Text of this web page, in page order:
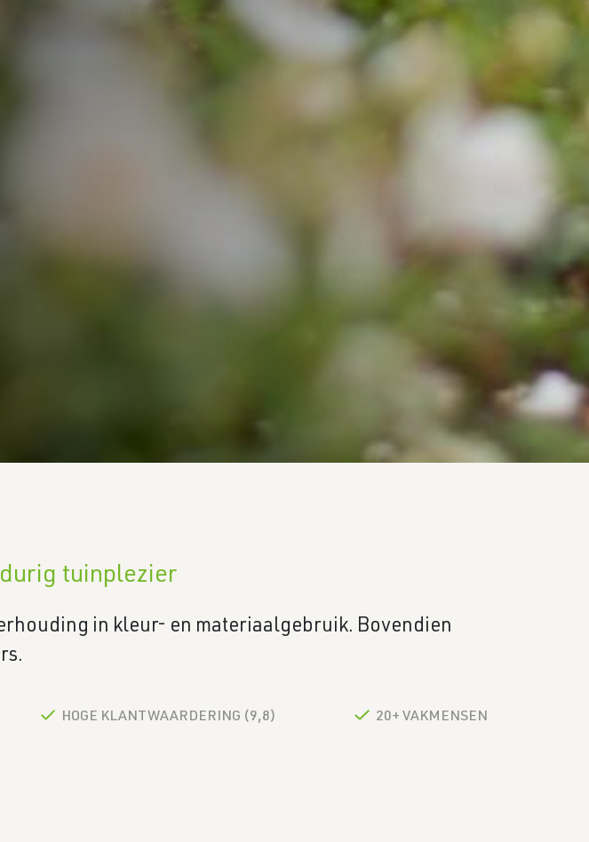
tuinplezier
in kleur- en materiaalgebruik. Bovendien
HOGE KLANTWAARDERING (9,8) 20+ VAKMENSEN